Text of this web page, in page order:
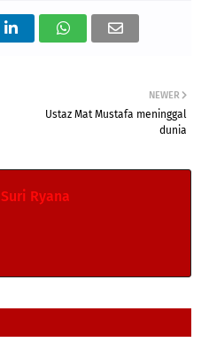
NEWER
Ustaz Mat Mustafa meninggal
dunia
Suri Ryana